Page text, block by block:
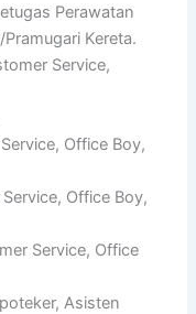
Perawatan
Kereta.
Service,
Office Boy,
Office Boy,
Service, Office
Asisten